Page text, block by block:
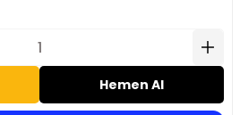
Hemen Al